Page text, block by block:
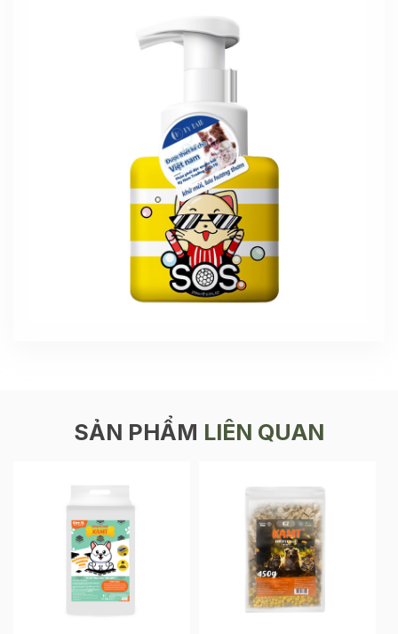
SẢN PHẨM LIÊN QUAN